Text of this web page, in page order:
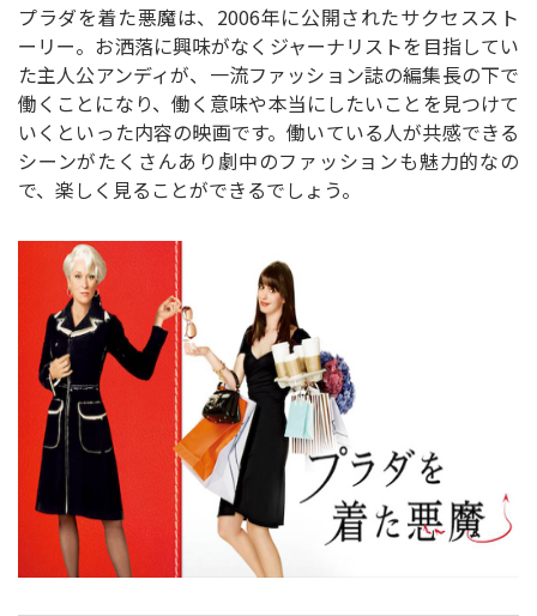
プラダを着た悪魔は、2006年に公開されたサクセススト
ーリー。お洒落に興味がなくジャーナリストを目指してい
た主人公アンディが、一流ファッション誌の編集長の下で
働くことになり、働く意味や本当にしたいことを見つけて
いくといった内容の映画です。働いている人が共感できる
シーンがたくさんあり劇中のファッションも魅力的なの
で、楽しく見ることができるでしょう。